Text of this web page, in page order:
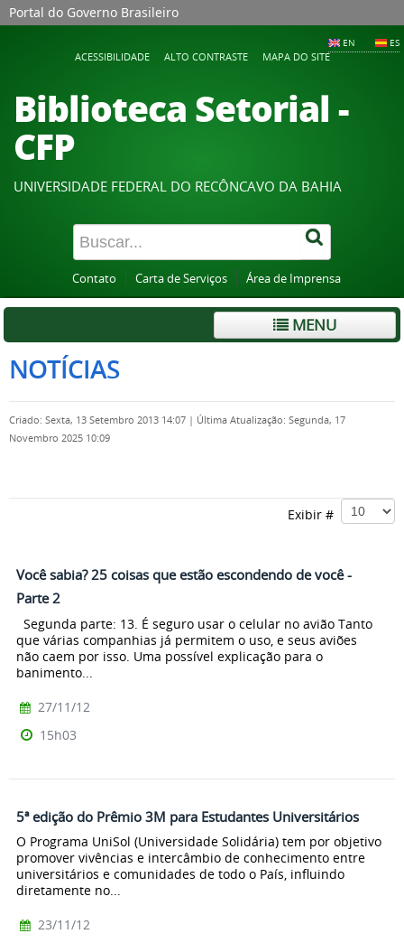
Portal do Governo Brasileiro
EN ES
ACESSIBILIDADE ALTO CONTRASTE MAPA DO SITE
Biblioteca Setorial -
CFP
UNIVERSIDADE FEDERAL DO RECÔNCAVO DA BAHIA
Contato Carta de Serviços Área de Imprensa
MENU
NOTÍCIAS
Criado: Sexta, 13 Setembro 2013 14:07 | Última Atualização: Segunda, 17
Novembro 2025 10:09
Exibir #
Você sabia? 25 coisas que estão escondendo de você -
Parte 2
Segunda parte: 13. É seguro usar o celular no avião Tanto
que várias companhias já permitem o uso, e seus aviões
não caem por isso. Uma possível explicação para o
banimento...
27/11/12
15h03
5ª edição do Prêmio 3M para Estudantes Universitários
O Programa UniSol (Universidade Solidária) tem por objetivo
promover vivências e intercâmbio de conhecimento entre
universitários e comunidades de todo o País, influindo
diretamente no...
23/11/12